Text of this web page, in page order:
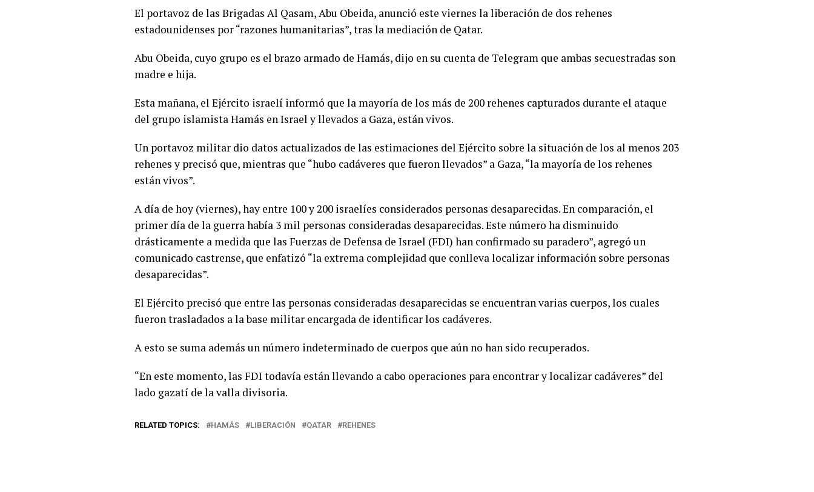
El portavoz de las Brigadas Al Qasam, Abu Obeida, anunció este viernes la liberación de dos rehenes
estadounidenses por “razones humanitarias”, tras la mediación de Qatar.
Abu Obeida, cuyo grupo es el brazo armado de Hamás, dijo en su cuenta de Telegram que ambas secuestradas son
madre e hija.
Esta mañana, el Ejército israelí informó que la mayoría de los más de 200 rehenes capturados durante el ataque
del grupo islamista Hamás en Israel y llevados a Gaza, están vivos.
Un portavoz militar dio datos actualizados de las estimaciones del Ejército sobre la situación de los al menos 203
rehenes y precisó que, mientras que “hubo cadáveres que fueron llevados” a Gaza, “la mayoría de los rehenes
están vivos”.
A día de hoy (viernes), hay entre 100 y 200 israelíes considerados personas desaparecidas. En comparación, el
primer día de la guerra había 3 mil personas consideradas desaparecidas. Este número ha disminuido
drásticamente a medida que las Fuerzas de Defensa de Israel (FDI) han confirmado su paradero”, agregó un
comunicado castrense, que enfatizó “la extrema complejidad que conlleva localizar información sobre personas
desaparecidas”.
El Ejército precisó que entre las personas consideradas desaparecidas se encuentran varias cuerpos, los cuales
fueron trasladados a la base militar encargada de identificar los cadáveres.
A esto se suma además un número indeterminado de cuerpos que aún no han sido recuperados.
“En este momento, las FDI todavía están llevando a cabo operaciones para encontrar y localizar cadáveres” del
lado gazatí de la valla divisoria.
RELATED TOPICS: HAMÁS LIBERACIÓN QATAR REHENES